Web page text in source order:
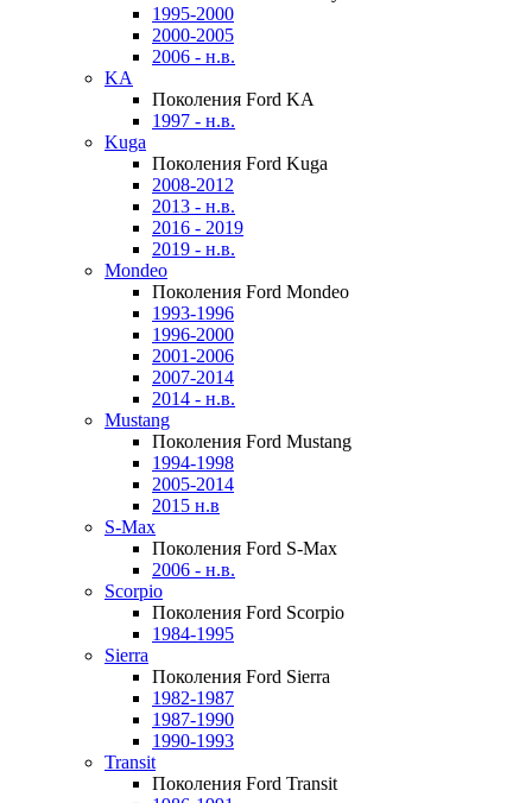
1995-2000
2000-2005
2006 - н.в.
KA
Поколения Ford KA
1997 - н.в.
Kuga
Поколения Ford Kuga
2008-2012
2013 - н.в.
2016 - 2019
2019 - н.в.
Mondeo
Поколения Ford Mondeo
1993-1996
1996-2000
2001-2006
2007-2014
2014 - н.в.
Mustang
Поколения Ford Mustang
1994-1998
2005-2014
2015 н.в
S-Max
Поколения Ford S-Max
2006 - н.в.
Scorpio
Поколения Ford Scorpio
1984-1995
Sierra
Поколения Ford Sierra
1982-1987
1987-1990
1990-1993
Transit
Поколения Ford Transit